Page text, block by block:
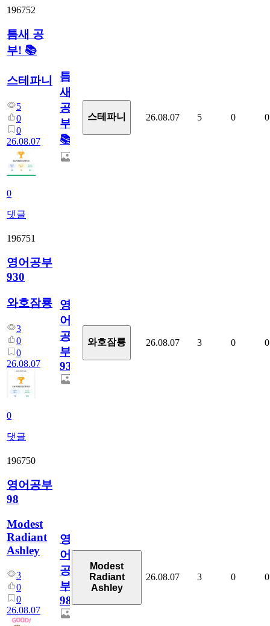
196752
틈새 공
부! 📚
스테파니
5
0
0
26.08.07
0
댓글
틈
새
공
부!
📚
스테파니 26.08.07 5 0 0
196751
영어공부
930
와호잠룡
3
0
0
26.08.07
0
댓글
영
어
공
부
930
와호잠룡 26.08.07 3 0 0
196750
영어공부
98
Modest
Radiant
Ashley
3
0
0
26.08.07
영
어
공
부
98
Modest
Radiant
Ashley
26.08.07 3 0 0